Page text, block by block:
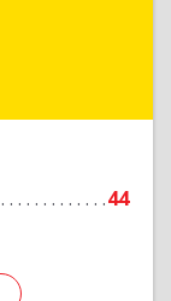
44
Ю.Гагарина